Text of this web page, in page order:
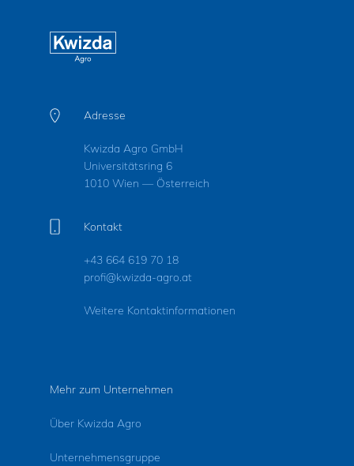
Adresse
Kwizda Agro GmbH
Universitätsring 6
1010 Wien — Österreich
Kontakt
+43 664 619 70 18
profi@kwizda-agro.at
Weitere Kontaktinformationen
Mehr zum Unternehmen
Über Kwizda Agro
Unternehmensgruppe